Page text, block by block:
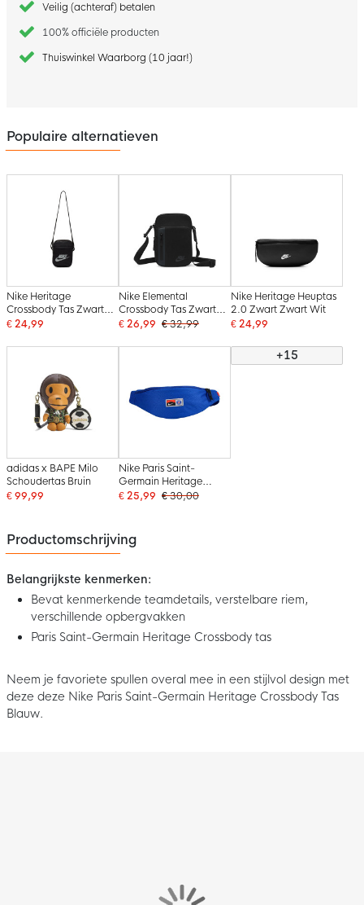
Veilig (achteraf) betalen
100% officiële producten
Thuiswinkel Waarborg (10 jaar!)
Populaire alternatieven
Nike Heritage
Crossbody Tas Zwart
Wit
€ 24,99
Nike Elemental
Crossbody Tas Zwart
Grijs
€ 26,99 € 32,99
Nike Heritage Heuptas
2.0 Zwart Zwart Wit
€ 24,99
adidas x BAPE Milo
Schoudertas Bruin
€ 99,99
Nike Paris Saint-
Germain Heritage
Heuptasje Blauw
€ 25,99 € 30,00
+15
Productomschrijving
Belangrijkste kenmerken:
Bevat kenmerkende teamdetails, verstelbare riem,
verschillende opbergvakken
Paris Saint-Germain Heritage Crossbody tas
Neem je favoriete spullen overal mee in een stijlvol design met
deze deze Nike Paris Saint-Germain Heritage Crossbody Tas
Blauw.